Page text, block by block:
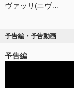
ヴァッリ(ニヴ…
予告編・予告動画
予告編